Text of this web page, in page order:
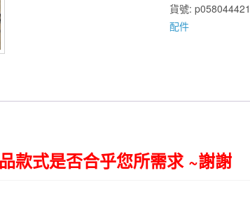
系
列
毛
79.5*12.5*5.5CM
貨號:
配件
款式是否合乎您所需求 ~謝謝